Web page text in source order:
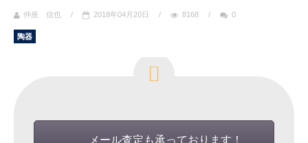
仲座 信也 / 2018年04月20日 / 8168 / 0
陶器
メール査定も承っております！